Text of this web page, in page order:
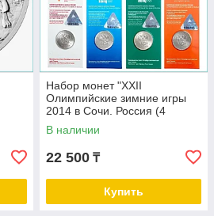
Набор монет "XXII
Олимпийские зимние игры
2014 в Сочи. Россия (4
блистера)
В наличии
22 500 ₸
Купить